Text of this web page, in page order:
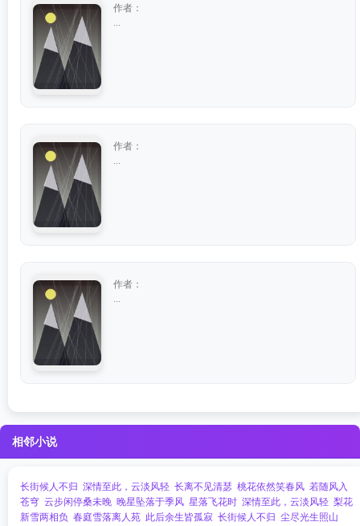
作者：
作者：
作者：
相邻小说
长街候人不归 深情至此，云淡风轻 长离不见清瑟 桃花依然笑春风 若随风入
苍穹 云步闲停桑未晚 晚星坠落于季风 星落飞花时 深情至此，云淡风轻 梨花
新雪两相负 春庭雪落离人苑 此后余生皆孤寂 长街候人不归 尘尽光生照山